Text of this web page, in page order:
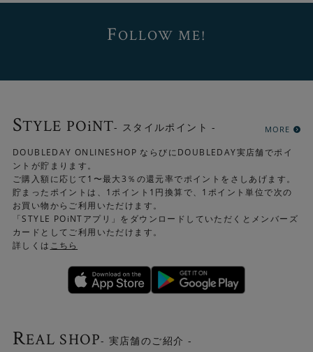
FOLLOW ME!
STYLE POiNT- スタイルポイント - MORE
DOUBLEDAY ONLINESHOP ならびにDOUBLEDAY実店舗でポイ
ントが貯まります。
ご購入額に応じて1〜最大3％の還元率でポイントをさしあげます。
貯まったポイントは、1ポイント1円換算で、1ポイント単位で次の
お買い物からご利用いただけます。
「STYLE POiNTアプリ」をダウンロードしていただくとメンバーズ
カードとしてご利用いただけます。
詳しくは こちら
REAL SHOP- 実店舗のご紹介 -